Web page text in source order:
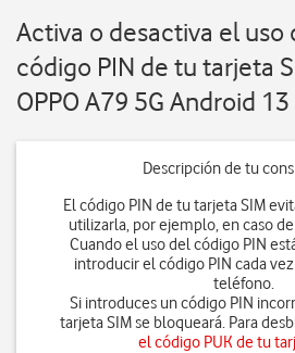
Activa o desactiva el uso
código PIN de tu tarjeta
OPPO A79 5G Android 13
Descripción de tu
El código PIN de tu tarjeta SIM
utilizarla, por ejemplo, en caso
Cuando el uso del código PIN
introducir el código PIN cada
teléfono.
Si introduces un código PIN
tarjeta SIM se bloqueará. Para
el código PUK de tu